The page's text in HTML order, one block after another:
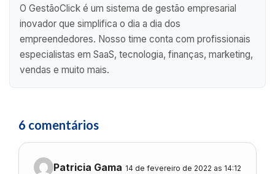
O GestãoClick é um sistema de gestão empresarial
inovador que simplifica o dia a dia dos
empreendedores. Nosso time conta com profissionais
especialistas em SaaS, tecnologia, finanças, marketing,
vendas e muito mais.
6 comentários
Patricia Gama 14 de fevereiro de 2022 as 14:12